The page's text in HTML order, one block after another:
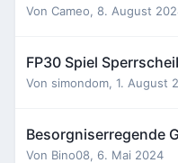
Von Cameo, 8. August
FP30 Spiel
Von simondom, 1. August
Besorgniserregende
Von Bino08, 6. Mai 2024